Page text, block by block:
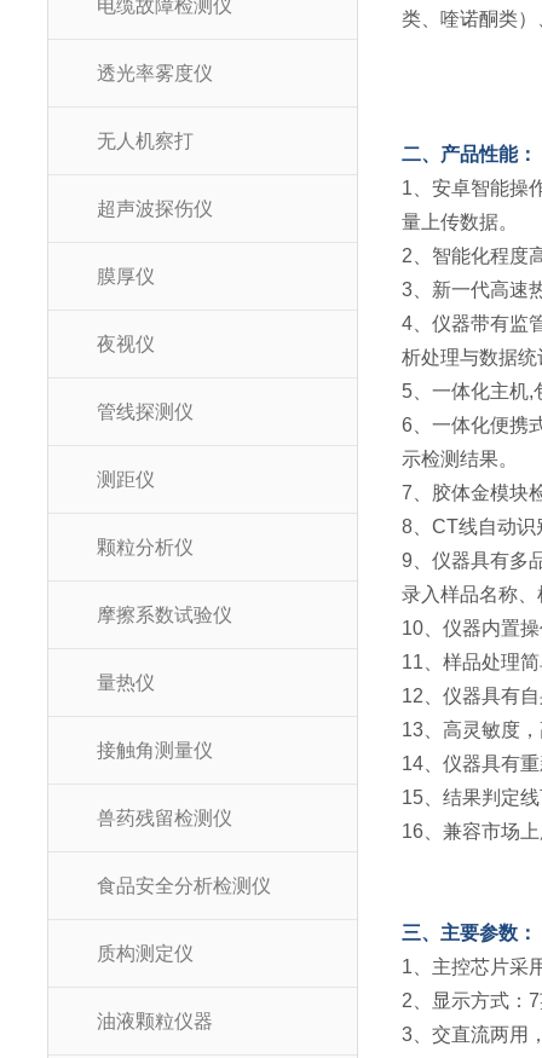
电缆故障检测仪
透光率雾度仪
无人机察打
超声波探伤仪
膜厚仪
夜视仪
管线探测仪
测距仪
颗粒分析仪
摩擦系数试验仪
量热仪
接触角测量仪
兽药残留检测仪
食品安全分析检测仪
质构测定仪
油液颗粒仪器
类、喹诺酮类
二、产品性能：
1、安卓智能操
量上传数据。
2、智能化程度
3、新一代高速
4、仪器带有监
析处理与数据
5、一体化主机,
6、一体化便携
示检测结果。
7、胶体金模块
8、CT线自动
9、仪器具有多
录入样品名称
10、仪器内置
11、样品处理
12、仪器具有
13、高灵敏度
14、仪器具有
15、结果判定
16、兼容市场
三、主要参数：
1、主控芯片采
2、显示方式：
3、交直流两用